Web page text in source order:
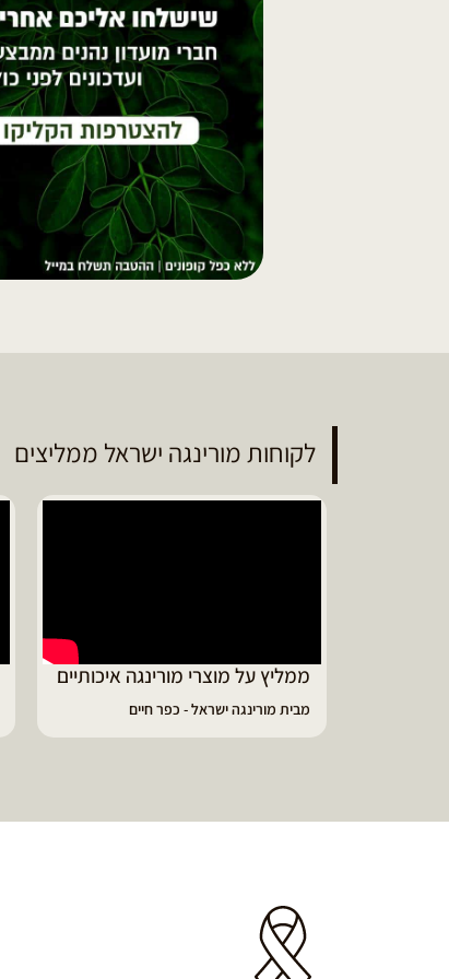
לקוחות מורינגה ישראל ממליצים
ממליץ על מוצרי מורינגה איכותיים
מבית מורינגה ישראל - כפר חיים